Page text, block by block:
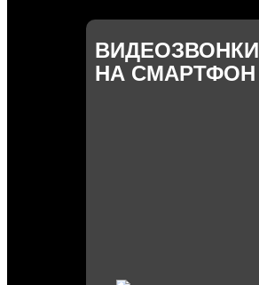
ВИДЕОЗВОНКИ
НА СМАРТФОН